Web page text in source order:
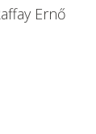
Ernő